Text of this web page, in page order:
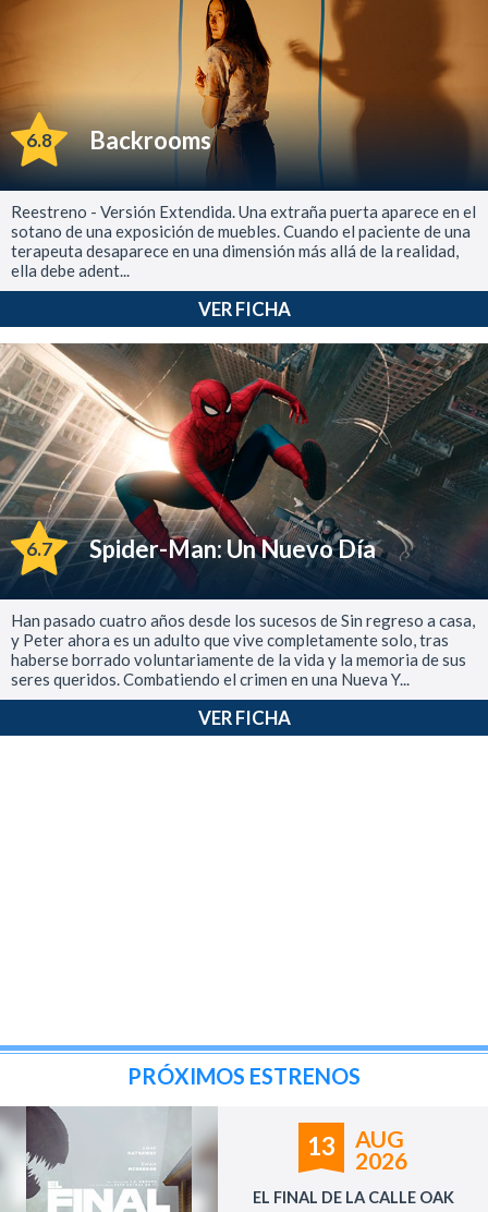
6.8 Backrooms
Reestreno - Versión Extendida. Una extraña puerta aparece en el
sotano de una exposición de muebles. Cuando el paciente de una
terapeuta desaparece en una dimensión más allá de la realidad,
ella debe adent...
VER FICHA
6.7 Spider-Man: Un Nuevo Día
Han pasado cuatro años desde los sucesos de Sin regreso a casa,
y Peter ahora es un adulto que vive completamente solo, tras
haberse borrado voluntariamente de la vida y la memoria de sus
seres queridos. Combatiendo el crimen en una Nueva Y...
VER FICHA
PRÓXIMOS ESTRENOS
13
AUG
2026
EL FINAL DE LA CALLE OAK